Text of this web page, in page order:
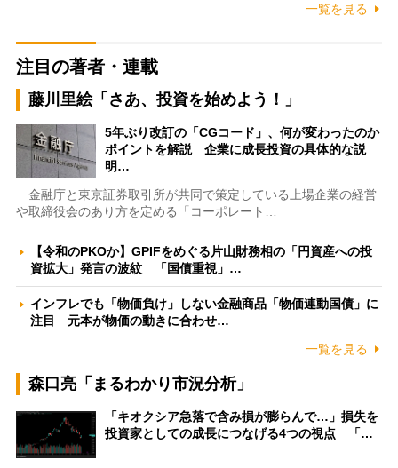
一覧を見る
注目の著者・連載
藤川里絵「さあ、投資を始めよう！」
5年ぶり改訂の「CGコード」、何が変わったのか
ポイントを解説 企業に成長投資の具体的な説
明…
金融庁と東京証券取引所が共同で策定している上場企業の経営
や取締役会のあり方を定める「コーポレート…
【令和のPKOか】GPIFをめぐる片山財務相の「円資産への投
資拡大」発言の波紋 「国債重視」…
インフレでも「物価負け」しない金融商品「物価連動国債」に
注目 元本が物価の動きに合わせ…
一覧を見る
森口亮「まるわかり市況分析」
「キオクシア急落で含み損が膨らんで…」損失を
投資家としての成長につなげる4つの視点 「…